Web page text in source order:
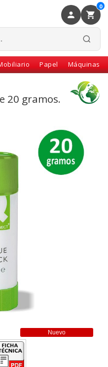
0
Papel Máquinas
20 gramos.
Nuevo